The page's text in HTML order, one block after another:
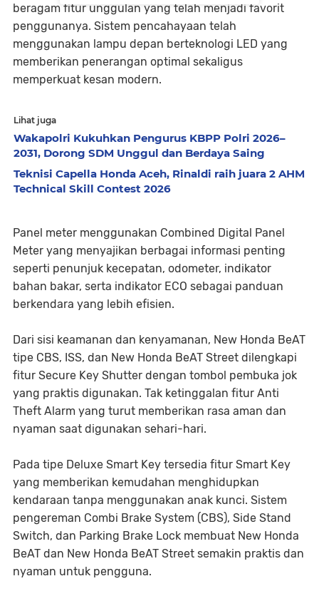
beragam fitur unggulan yang telah menjadi favorit
penggunanya. Sistem pencahayaan telah
menggunakan lampu depan berteknologi LED yang
memberikan penerangan optimal sekaligus
memperkuat kesan modern.
Lihat juga
Wakapolri Kukuhkan Pengurus KBPP Polri 2026–
2031, Dorong SDM Unggul dan Berdaya Saing
Teknisi Capella Honda Aceh, Rinaldi raih juara 2 AHM
Technical Skill Contest 2026
Panel meter menggunakan Combined Digital Panel
Meter yang menyajikan berbagai informasi penting
seperti penunjuk kecepatan, odometer, indikator
bahan bakar, serta indikator ECO sebagai panduan
berkendara yang lebih efisien.
Dari sisi keamanan dan kenyamanan, New Honda BeAT
tipe CBS, ISS, dan New Honda BeAT Street dilengkapi
fitur Secure Key Shutter dengan tombol pembuka jok
yang praktis digunakan. Tak ketinggalan fitur Anti
Theft Alarm yang turut memberikan rasa aman dan
nyaman saat digunakan sehari-hari.
Pada tipe Deluxe Smart Key tersedia fitur Smart Key
yang memberikan kemudahan menghidupkan
kendaraan tanpa menggunakan anak kunci. Sistem
pengereman Combi Brake System (CBS), Side Stand
Switch, dan Parking Brake Lock membuat New Honda
BeAT dan New Honda BeAT Street semakin praktis dan
nyaman untuk pengguna.